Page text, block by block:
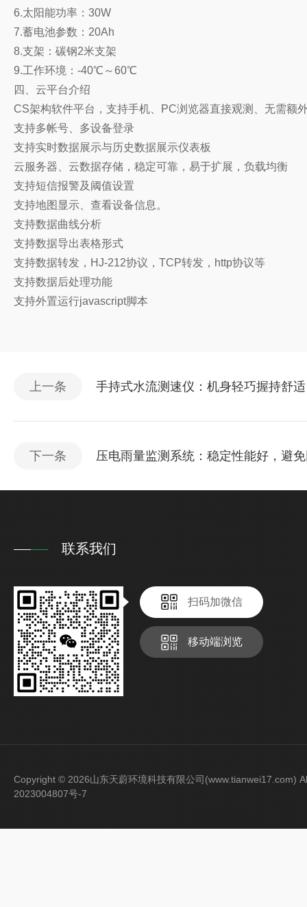
6.太阳能功率：30W
7.蓄电池参数：20Ah
8.支架：碳钢2米支架
9.工作环境：-40℃～60℃
四、云平台介绍
CS架构软件平台，支持手机、PC浏览器直接观测、无需额
支持多帐号、多设备登录
支持实时数据展示与历史数据展示仪表板
云服务器、云数据存储，稳定可靠，易于扩展，负载均衡
支持短信报警及阈值设置
支持地图显示、查看设备信息。
支持数据曲线分析
支持数据导出表格形式
支持数据转发，HJ-212协议，TCP转发，http协议等
支持数据后处理功能
支持外置运行javascript脚本
上一条 手持式水流测速仪：机身轻巧握持舒
下一条 压电雨量监测系统：稳定性能好，避
联系我们
扫码加微信
移动端浏览
Copyright © 2026山东天蔚环境科技有限公司(www.tianwei17.com)
2023004807号-7